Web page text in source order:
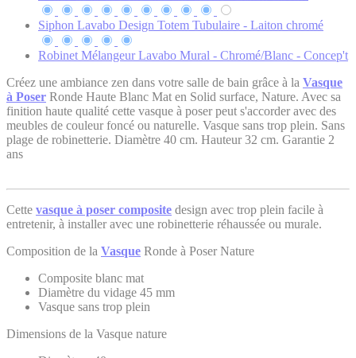
Siphon Lavabo Design Totem Tubulaire - Laiton chromé
Robinet Mélangeur Lavabo Mural - Chromé/Blanc - Concep't
Créez une ambiance zen dans votre salle de bain grâce à la Vasque
à Poser Ronde Haute Blanc Mat en Solid surface, Nature. Avec sa
finition haute qualité cette vasque à poser peut s'accorder avec des
meubles de couleur foncé ou naturelle. Vasque sans trop plein. Sans
plage de robinetterie. Diamètre 40 cm. Hauteur 32 cm. Garantie 2
ans
Cette vasque à poser composite design avec trop plein facile à
entretenir, à installer avec une robinetterie réhaussée ou murale.
Composition de la Vasque Ronde à Poser Nature
Composite blanc mat
Diamètre du vidage 45 mm
Vasque sans trop plein
Dimensions de la Vasque nature